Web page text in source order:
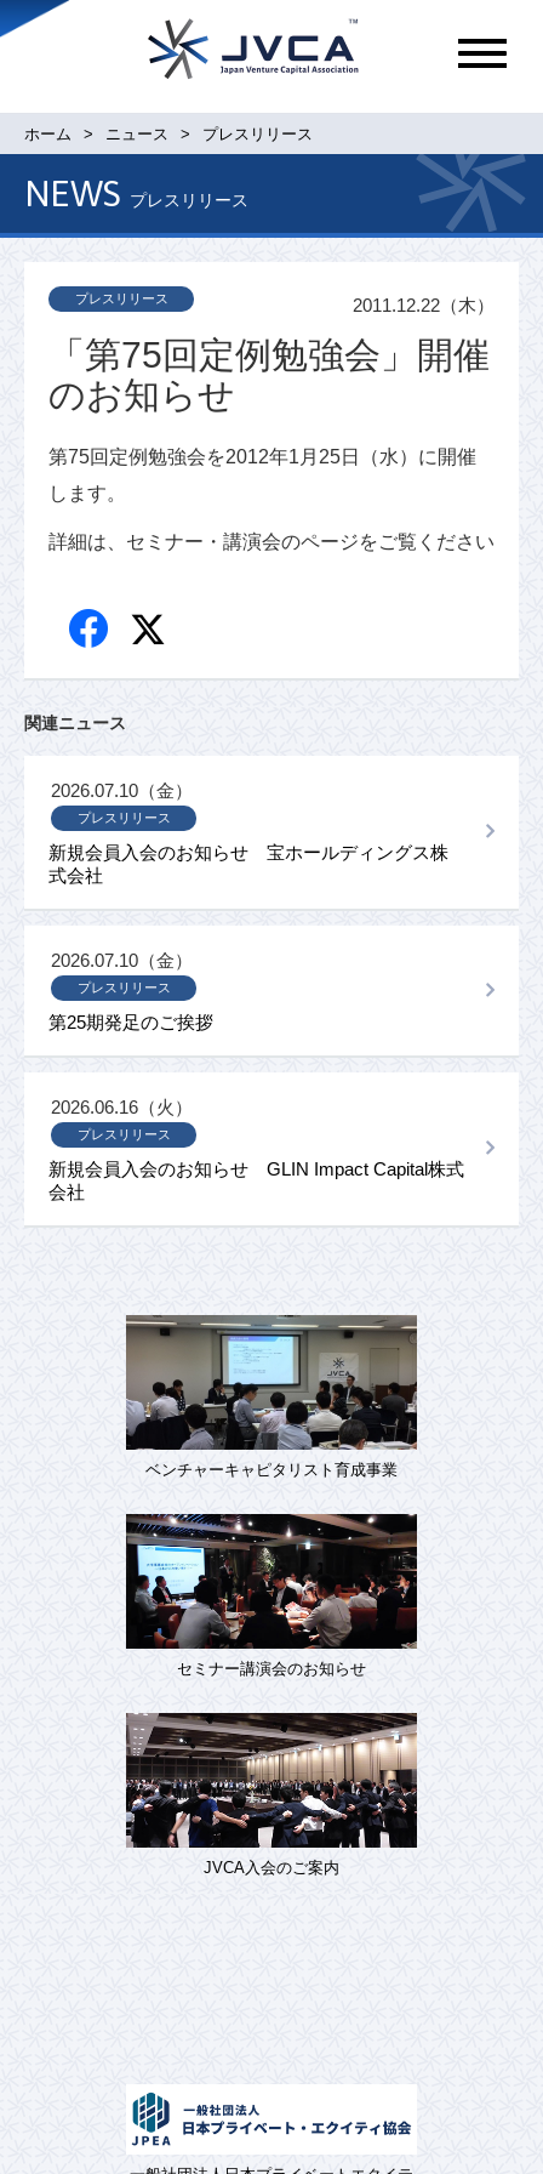
メ
ュ
ホーム ニュース プレスリリース
NEWS プレスリリース
「第75回定例勉強会」開催
のお知らせ
プレスリリース 2011.12.22（木）
第75回定例勉強会を2012年1月25日（水）に開催
します。
詳細は、セミナー・講演会のページをご覧ください
関連ニュース
新規会員入会のお知らせ 宝ホールディングス株
式会社
プレスリリース
2026.07.10（金）
第25期発足のご挨拶
プレスリリース
2026.07.10（金）
新規会員入会のお知らせ GLIN Impact Capital株式
会社
プレスリリース
2026.06.16（火）
ベンチャーキャピタリスト育成事業
セミナー講演会のお知らせ
JVCA入会のご案内